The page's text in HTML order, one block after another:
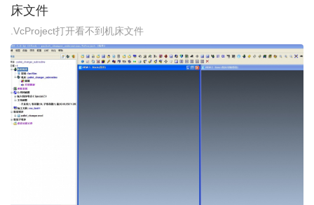
床文件
.VcProject打开看不到机床文件